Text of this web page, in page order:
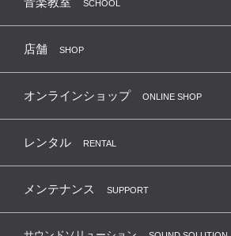
SCHOOL
店舗 SHOP
オンラインショップ ONLINE SHOP
レンタル RENTAL
メンテナンス SUPPORT